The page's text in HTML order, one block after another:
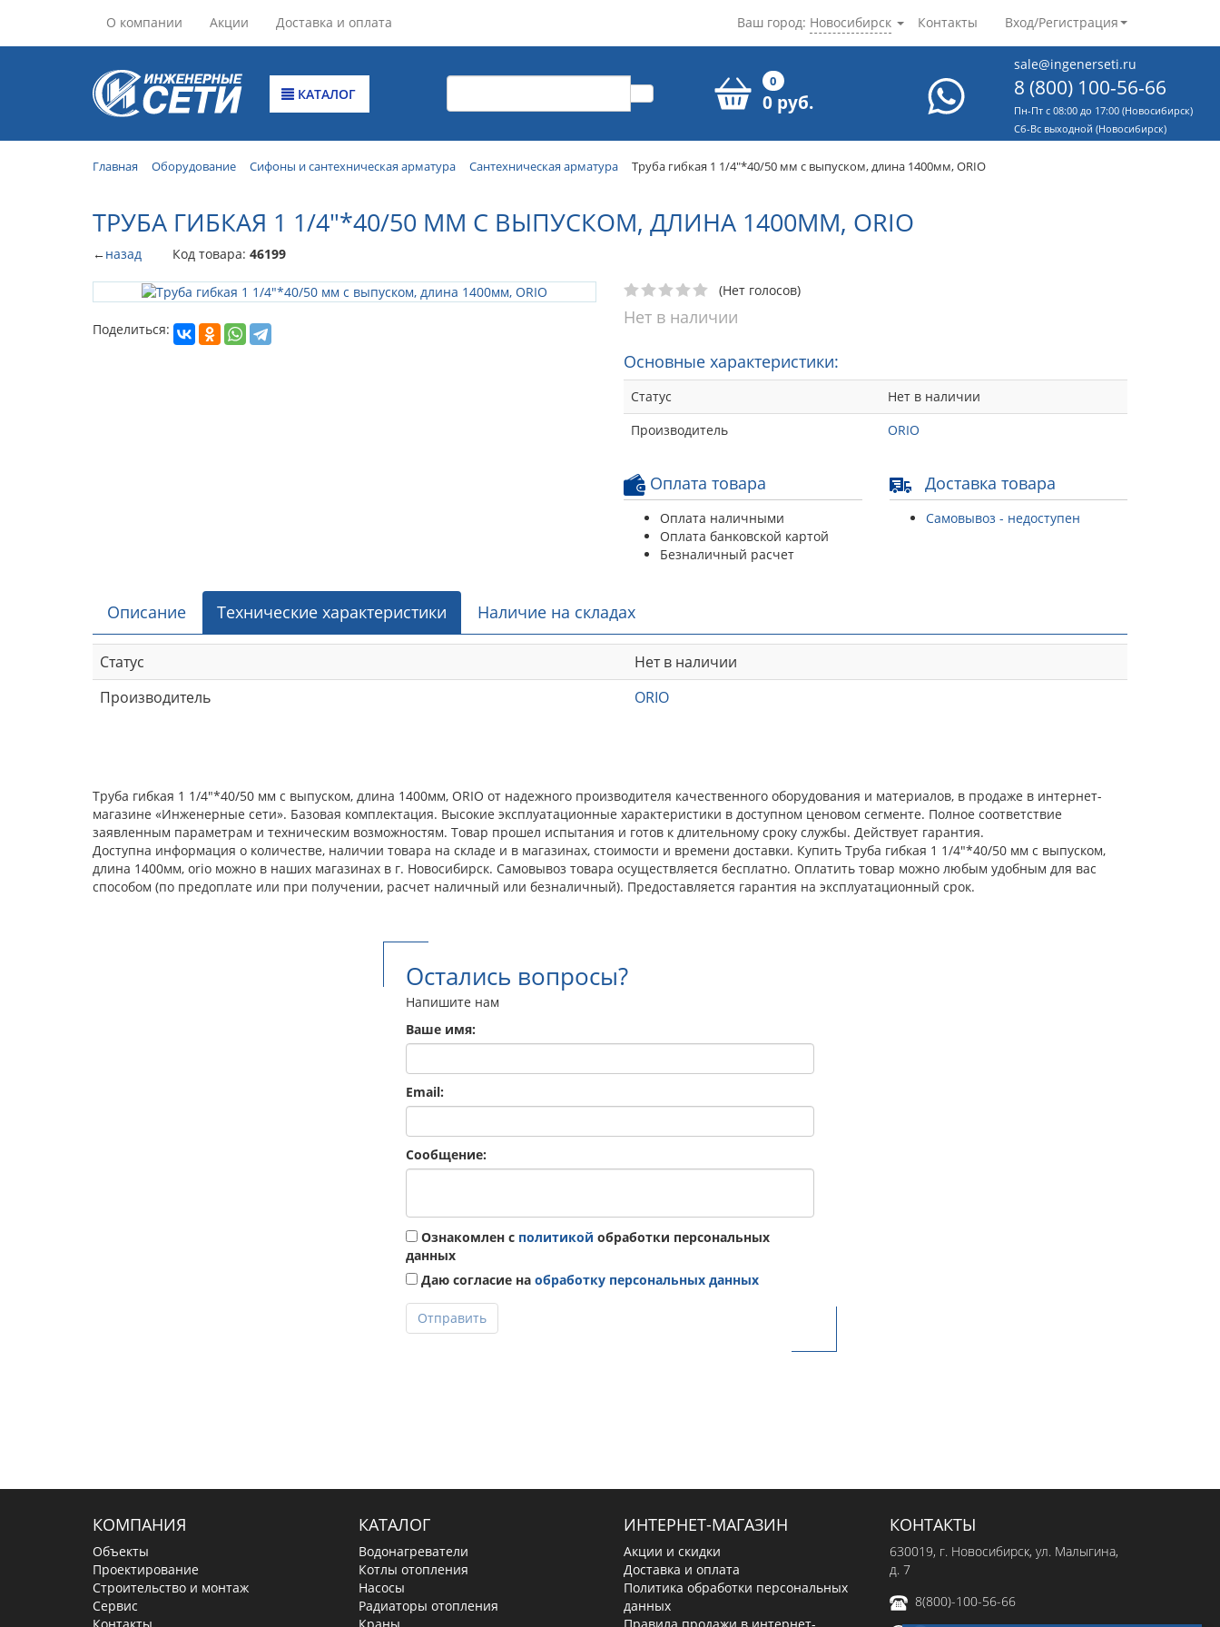
О компании Акции Доставка и оплата Контакты Вход/Регистрация
Ваш город: Новосибирск
КАТАЛОГ
0
0 руб.
sale@ingenerseti.ru
8 (800) 100-56-66
Пн-Пт с 08:00 до 17:00 (Новосибирск)
Cб-Вс выходной (Новосибирск)
Главная Оборудование Сифоны и сантехническая арматура Сантехническая арматура Труба гибкая 1 1/4"*40/50 мм с выпуском, длина 1400мм, ORIO
ТРУБА ГИБКАЯ 1 1/4"*40/50 ММ С ВЫПУСКОМ, ДЛИНА 1400ММ, ORIO
←назад Код товара: 46199
Поделиться:
(Нет голосов)
Нет в наличии
Основные характеристики:
Статус
Нет в наличии
Производитель
ORIO
Оплата товара
Оплата наличными
Оплата банковской картой
Безналичный расчет
Доставка товара
Самовывоз - недоступен
Описание Технические характеристики Наличие на складах
Статус
Нет в наличии
Производитель
ORIO
Труба гибкая 1 1/4"*40/50 мм с выпуском, длина 1400мм, ORIO от надежного производителя качественного оборудования и материалов, в продаже в интернет-
магазине «Инженерные сети». Базовая комплектация. Высокие эксплуатационные характеристики в доступном ценовом сегменте. Полное соответствие
заявленным параметрам и техническим возможностям. Товар прошел испытания и готов к длительному сроку службы. Действует гарантия.
Доступна информация о количестве, наличии товара на складе и в магазинах, стоимости и времени доставки. Купить Труба гибкая 1 1/4"*40/50 мм с выпуском,
длина 1400мм, orio можно в наших магазинах в г. Новосибирск. Самовывоз товара осуществляется бесплатно. Оплатить товар можно любым удобным для вас
способом (по предоплате или при получении, расчет наличный или безналичный). Предоставляется гарантия на эксплуатационный срок.
Остались вопросы?
Напишите нам
Ваше имя:
Email:
Сообщение:
Ознакомлен с политикой обработки персональных
данных
Даю согласие на обработку персональных данных
Отправить
КОМПАНИЯ
Объекты
Проектирование
Строительство и монтаж
Сервис
КАТАЛОГ
Водонагреватели
Котлы отопления
Насосы
Радиаторы отопления
ИНТЕРНЕТ-МАГАЗИН
Акции и скидки
Доставка и оплата
Политика обработки персональных
данных
КОНТАКТЫ
630019, г. Новосибирск, ул. Малыгина,
д. 7
8(800)-100-56-66